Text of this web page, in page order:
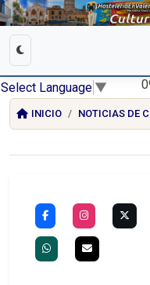
Select Language ▼
INICIO NOTICIAS DE